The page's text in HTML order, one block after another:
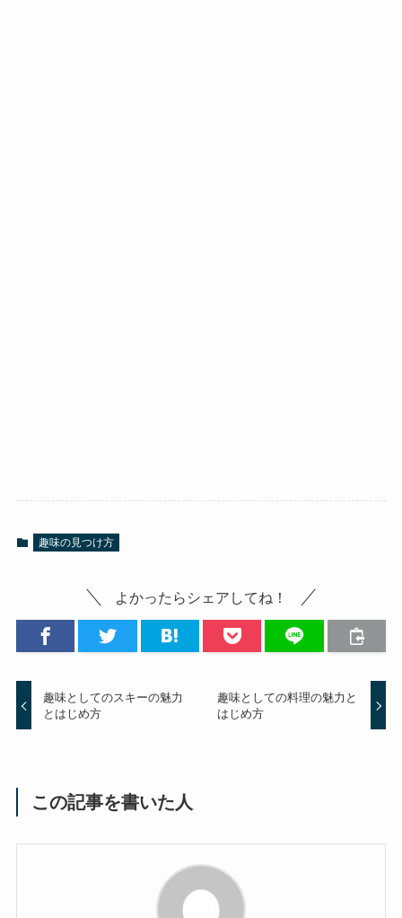
趣味の見つけ方
よかったらシェアしてね！
趣味としてのスキーの魅力
とはじめ方
趣味としての料理の魅力と
はじめ方
この記事を書いた人